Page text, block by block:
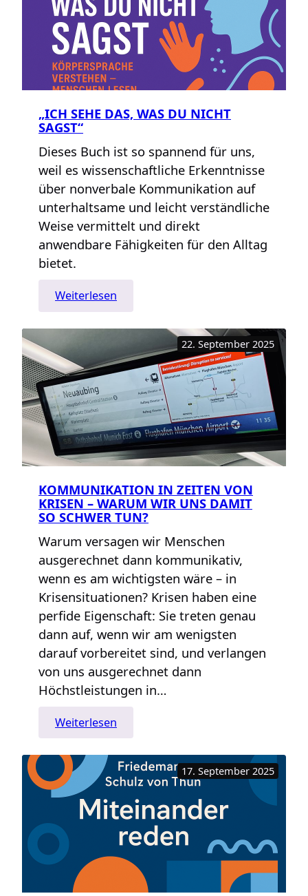
das?
„ICH SEHE DAS, WAS DU NICHT
SAGST“
Dieses Buch ist so spannend für uns,
weil es wissenschaftliche Erkenntnisse
über nonverbale Kommunikation auf
unterhaltsame und leicht verständliche
Weise vermittelt und direkt
anwendbare Fähigkeiten für den Alltag
bietet.
Weiterlesen
„Ich
sehe
das,
was
du
nicht
sagst“
22. September 2025
KOMMUNIKATION IN ZEITEN VON
KRISEN – WARUM WIR UNS DAMIT
SO SCHWER TUN?
Warum versagen wir Menschen
ausgerechnet dann kommunikativ,
wenn es am wichtigsten wäre – in
Krisensituationen? Krisen haben eine
perfide Eigenschaft: Sie treten genau
dann auf, wenn wir am wenigsten
darauf vorbereitet sind, und verlangen
von uns ausgerechnet dann
Höchstleistungen in…
Weiterlesen
Kommunikation
in
Zeiten
von
Krisen
–
warum
wir
uns
17. September 2025